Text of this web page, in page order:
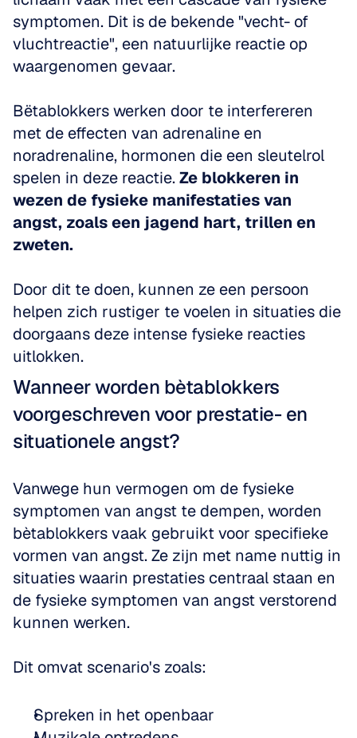
symptomen. Dit is de bekende "vecht- of
vluchtreactie", een natuurlijke reactie op
waargenomen gevaar.
Bëtablokkers werken door te interfereren
met de effecten van adrenaline en
noradrenaline, hormonen die een sleutelrol
spelen in deze reactie. Ze blokkeren in
wezen de fysieke manifestaties van
angst, zoals een jagend hart, trillen en
zweten.
Door dit te doen, kunnen ze een persoon
helpen zich rustiger te voelen in situaties die
doorgaans deze intense fysieke reacties
uitlokken.
Wanneer worden bètablokkers
voorgeschreven voor prestatie- en
situationele angst?
Vanwege hun vermogen om de fysieke
symptomen van angst te dempen, worden
bètablokkers vaak gebruikt voor specifieke
vormen van angst. Ze zijn met name nuttig in
situaties waarin prestaties centraal staan en
de fysieke symptomen van angst verstorend
kunnen werken.
Dit omvat scenario's zoals:
Spreken in het openbaar